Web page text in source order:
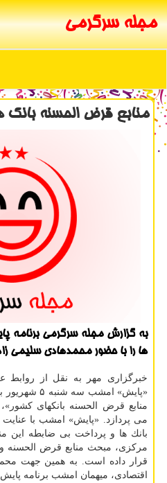
مجله سرگرمی
منابع قرض الحسنه بانك
به گزارش مجله سرگرمی برنامه
ها را با حضور محمدهادی سلیمی
خبرگزاری مهر به نقل از روابط
«پایش» امشب
منابع قرض الحسنه بانكهای
می پردازد. «پایش» امشب با
بانك ها و پرداخت بی ضابطه این
مركزی، مبحث منابع قرض الحسنه
قرار داده است. به همین جهت